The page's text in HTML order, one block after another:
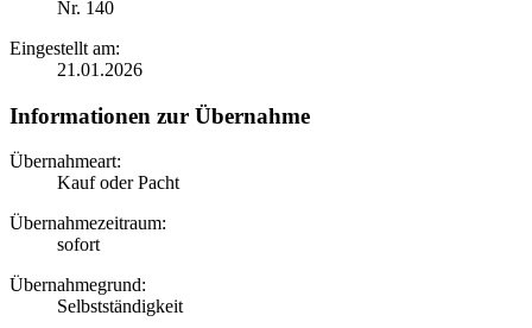
Nr. 140
Eingestellt am:
21.01.2026
Informationen zur Übernahme
Übernahmeart:
Kauf oder Pacht
Übernahmezeitraum:
sofort
Übernahmegrund:
Selbstständigkeit